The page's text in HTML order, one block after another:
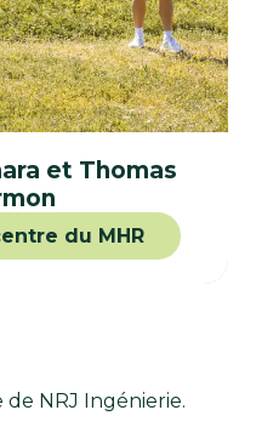
et Thomas
du MHR
NRJ Ingénierie.